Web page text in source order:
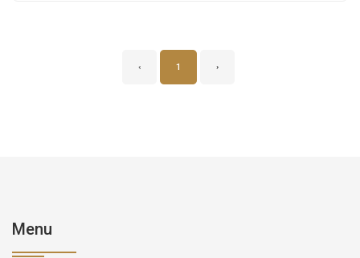
‹ 1 ›
Menu